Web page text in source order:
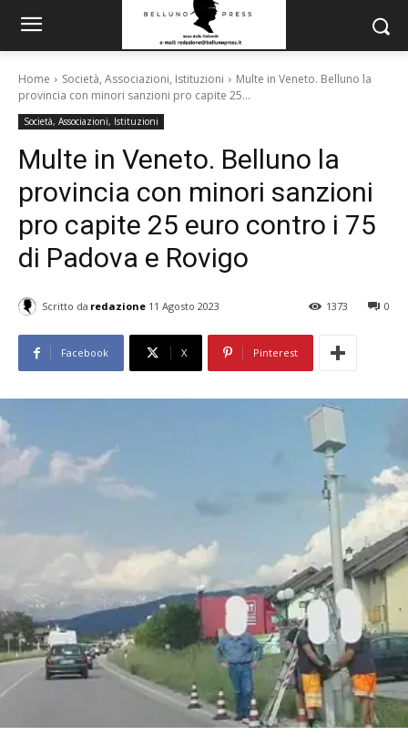
Home Società, Associazioni, Istituzioni
Multe in Veneto. Belluno la
provincia con minori sanzioni pro capite 25...
Società, Associazioni, Istituzioni
Multe in Veneto. Belluno la
provincia con minori sanzioni
pro capite 25 euro contro i 75
di Padova e Rovigo
Scritto da redazione 11 Agosto 2023 0
1373
Facebook X Pinterest